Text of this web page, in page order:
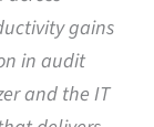
gains
in audit
and the IT